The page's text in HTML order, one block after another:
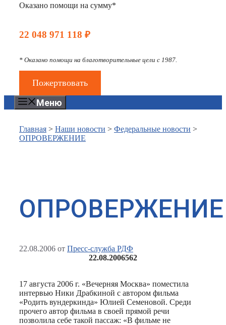
Оказано помощи на сумму*
22 048 971 118 ₽
* Оказано помощи на благотворительные цели с 1987.
Пожертвовать
Меню
Главная > Наши новости > Федеральные новости >
ОПРОВЕРЖЕНИЕ
ОПРОВЕРЖЕНИЕ
22.08.2006 от Пресс-служба РДФ
22.08.2006562
17 августа 2006 г. «Вечерняя Москва» поместила
интервью Ники Драбкиной с автором фильма
«Родить вундеркинда» Юлией Семеновой. Среди
прочего автор фильма в своей прямой речи
позволила себе такой пассаж: «В фильме не